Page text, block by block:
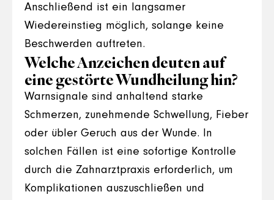
Anschließend ist ein langsamer
Wiedereinstieg möglich, solange keine
Beschwerden auftreten.
Welche Anzeichen deuten auf
eine gestörte Wundheilung hin?
Warnsignale sind anhaltend starke
Schmerzen, zunehmende Schwellung, Fieber
oder übler Geruch aus der Wunde. In
solchen Fällen ist eine sofortige Kontrolle
durch die Zahnarztpraxis erforderlich, um
Komplikationen auszuschließen und